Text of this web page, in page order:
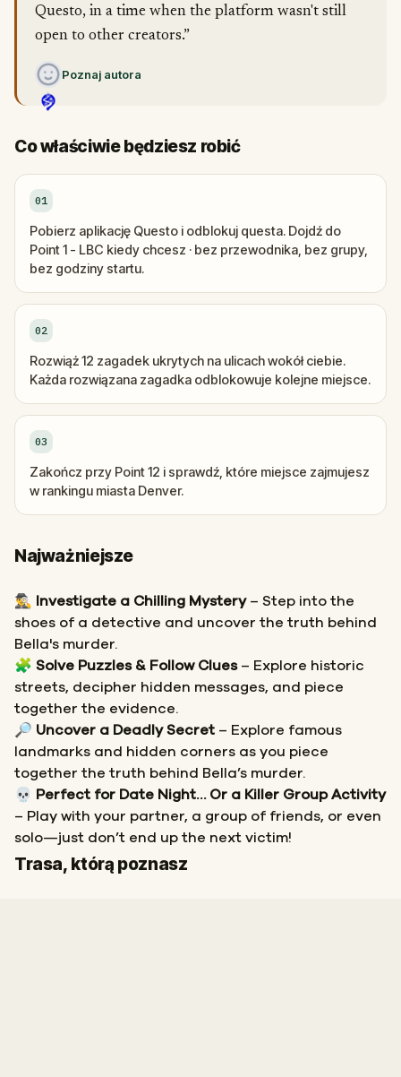
Questo, in a time when the platform wasn't still
open to other creators.”
Poznaj autora
Co właściwie będziesz robić
01
Pobierz aplikację Questo i odblokuj questa. Dojdź do
Point 1 - LBC kiedy chcesz · bez przewodnika, bez grupy,
bez godziny startu.
02
Rozwiąż 12 zagadek ukrytych na ulicach wokół ciebie.
Każda rozwiązana zagadka odblokowuje kolejne miejsce.
03
Zakończ przy Point 12 i sprawdź, które miejsce zajmujesz
w rankingu miasta Denver.
Najważniejsze
🕵️‍♂️ Investigate a Chilling Mystery– Step into the
shoes of a detective and uncover the truth behind
Bella's murder.
🧩 Solve Puzzles & Follow Clues– Explore historic
streets, decipher hidden messages, and piece
together the evidence.
🔎 Uncover a Deadly Secret – Explore famous
landmarks and hidden corners as you piece
together the truth behind Bella’s murder.
💀
Perfect for Date Night… Or a Killer Group Activity
– Play with your partner, a group of friends, or even
solo—just don’t end up the next victim!
Trasa, którą poznasz
Start
Meta